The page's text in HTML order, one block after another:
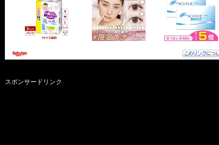
スポンサードリンク